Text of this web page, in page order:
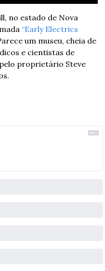
no estado de Nova
“Early Electrics
um museu, cheia de
e cientistas de
proprietário Steve